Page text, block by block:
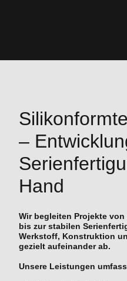
–
Hand
Wir begleiten Projekte
bis zur stabilen
Werkstoff, Konstruktion
gezielt aufeinander ab.
Unsere Leistungen